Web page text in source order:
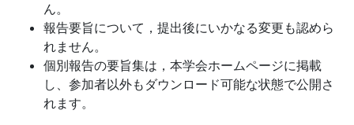
ん。
報告要旨について，提出後にいかなる変更も認めら
れません。
個別報告の要旨集は，本学会ホームページに掲載
し、参加者以外もダウンロード可能な状態で公開さ
れます。